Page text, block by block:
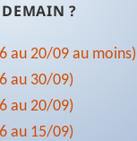
?
au 20/09 au moins)
au 30/09)
au 20/09)
au 15/09)